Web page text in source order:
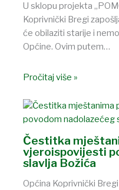
U sklopu projekta
Koprivnički Bregi
će obilaziti starije i
Općine. Ovim putem…
Pročitaj više »
Čestitka
vjeroispovijesti
slavlja Božića
Općina Koprivnički